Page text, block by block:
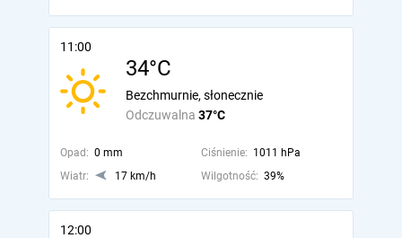
11:00
34°C
Odczuwalna 37°C
Bezchmurnie, słonecznie
Opad: 0 mm Ciśnienie: 1011 hPa
Wiatr:
17 km/h Wilgotność: 39%
12:00